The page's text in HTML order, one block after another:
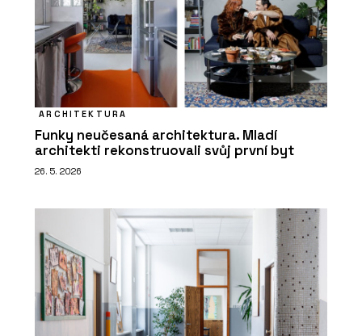
ARCHITEKTURA
Funky neučesaná architektura. Mladí
architekti rekonstruovali svůj první byt
26. 5. 2026